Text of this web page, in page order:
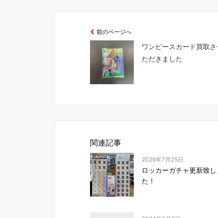
前のページへ
ワンピースカード買取
ただきました
関連記事
2026年7月25日
ロッカーガチャ更新致
た！